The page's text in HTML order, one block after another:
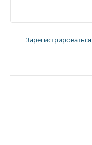
Зарегистрироваться